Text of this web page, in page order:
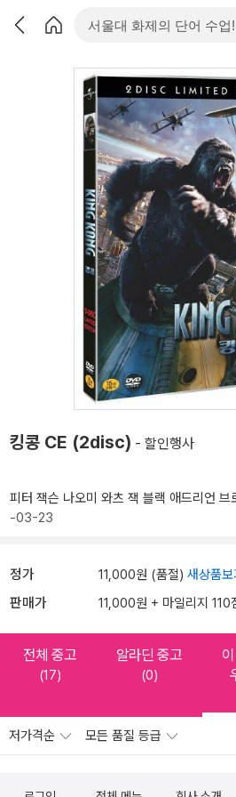
킹콩 CE (2disc) - 할인행사
피터 잭슨 나오미 와츠 잭 블랙 애드리언 브
-03-23
정가 11,000원 (품절) 새상품보
판매가 11,000원 + 마일리지 110
전체 중고
(17)
알라딘 중고
(0)
저가격순 모든 품질 등급